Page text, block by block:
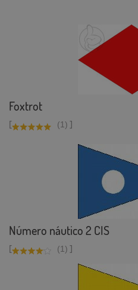
Foxtrot
[ (1) ]
Número náutico 2 CIS
[ (1) ]